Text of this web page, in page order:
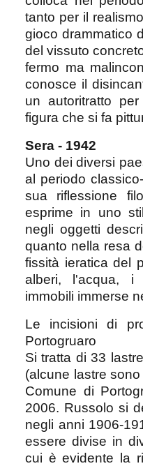
tanto per il
gioco drammatico
del vissuto
fermo ma
conosce il
un autoritratto
figura che si fa
Sera - 1942
Uno dei diversi
al periodo
sua riflessione
esprime in uno
negli oggetti
quanto nella resa
fissità ieratica del
alberi, l'acqua, i
immobili immerse
Le incisioni di
Portogruaro
Si tratta di 33
(alcune lastre
Comune di
2006. Russolo si
negli anni 1906-
essere divise in
cui è evidente la